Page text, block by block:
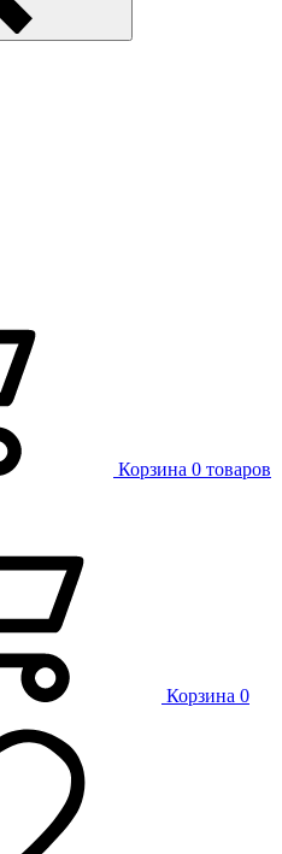
Корзина 0 товаров
Корзина 0